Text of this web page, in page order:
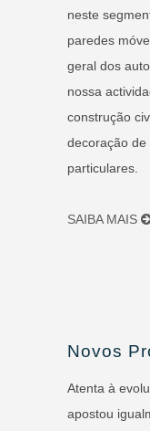
neste
paredes
geral dos
nossa
construção
decoração
particulares.
SAIBA MAIS
Novos
Atenta à
apostou